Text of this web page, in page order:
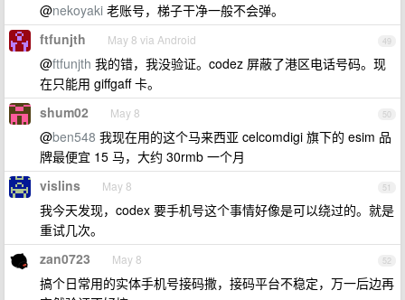
@nekoyaki 老账号，梯子干净一般不会弹。
49
ftfunjth May 8 via Android
@ftfunjth 我的错，我没验证。codez 屏蔽了港区电话号码。现
在只能用 giffgaff 卡。
50
shum02 May 8
@ben548 我现在用的这个马来西亚 celcomdigi 旗下的 esim 品
牌最便宜 15 马，大约 30rmb 一个月
51
vislins May 8
我今天发现，codex 要手机号这个事情好像是可以绕过的。就是
重试几次。
52
zan0723 May 8
搞个日常用的实体手机号接码撒，接码平台不稳定，万一后边再